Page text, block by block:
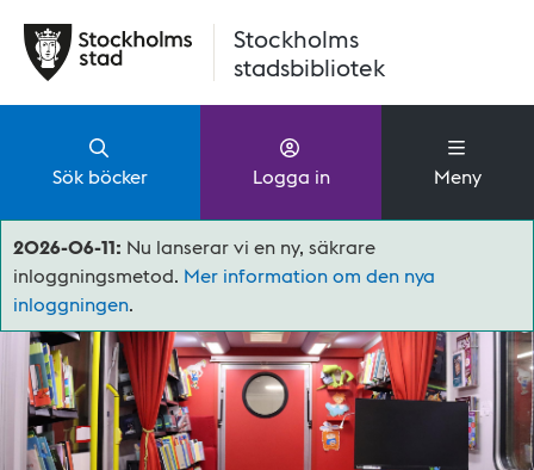
Stockholms
stadsbibliotek
Sök böcker Logga in Meny
2026-06-11: Nu lanserar vi en ny, säkrare
inloggningsmetod. Mer information om den nya
inloggningen.